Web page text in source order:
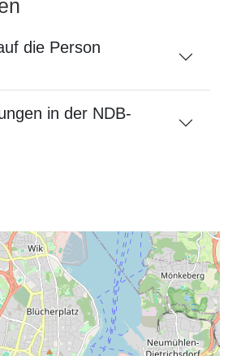
die Person
in der NDB-